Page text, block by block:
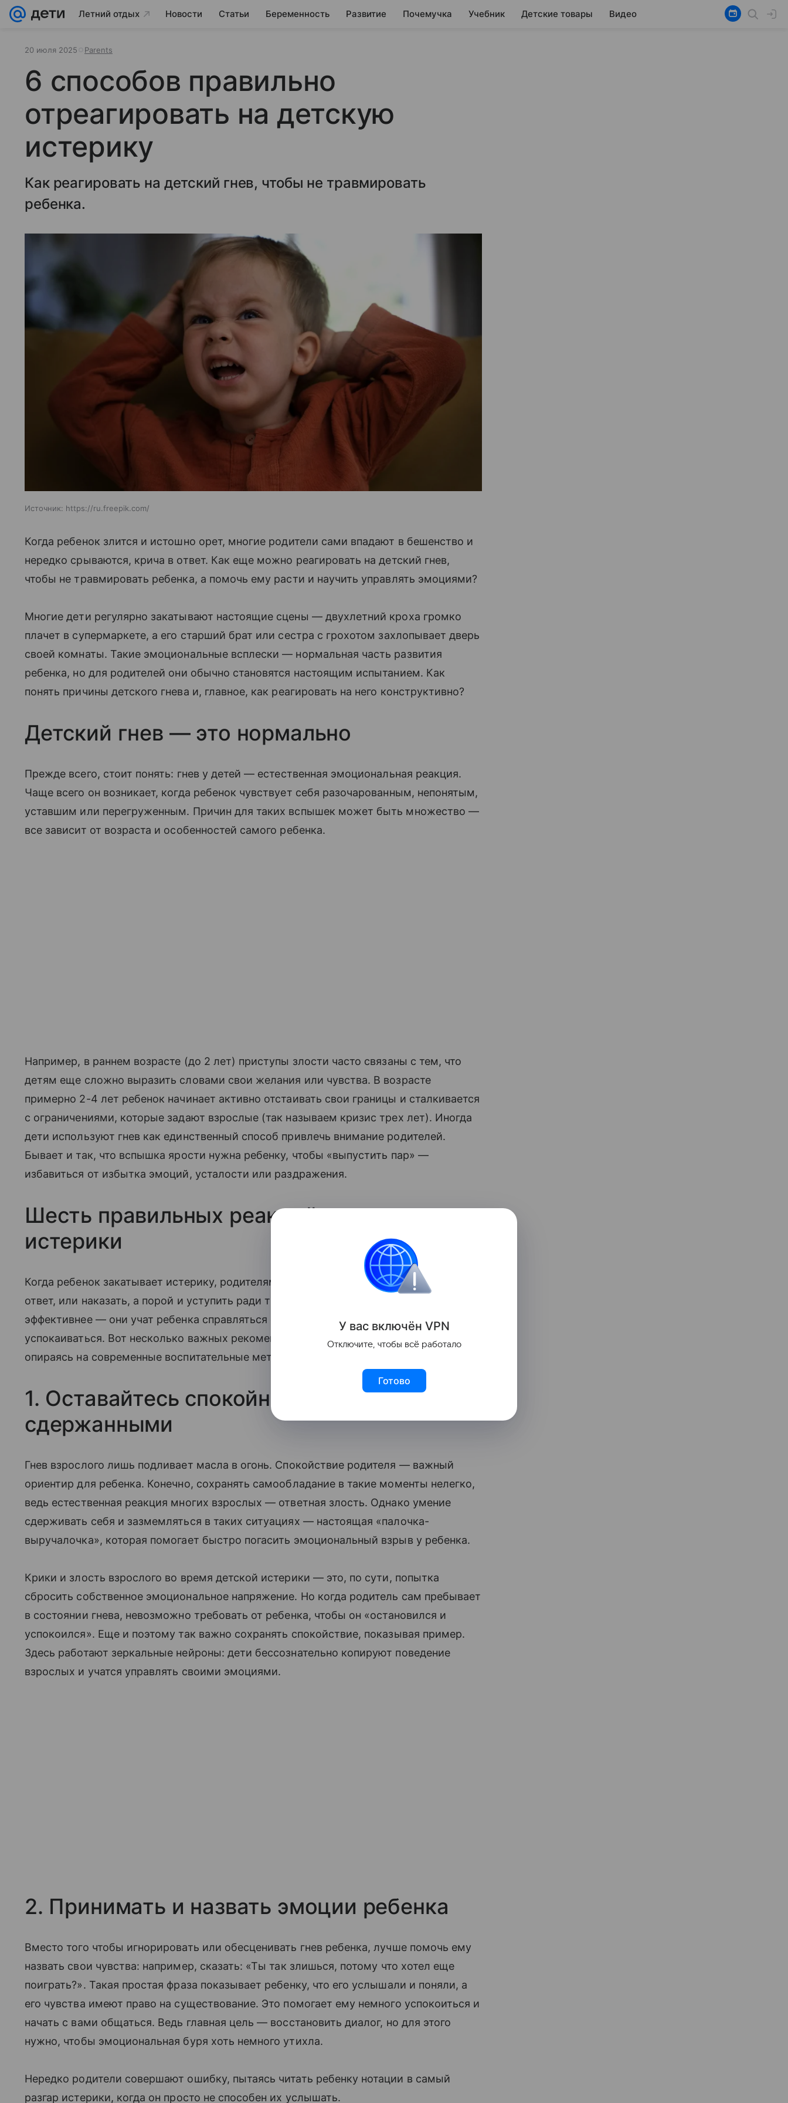
Летний отдых Новости Статьи Беременность Развитие Почемучка Учебник Детские товары Видео
20 июля 2025 Parents
6 способов правильно
отреагировать на детскую
истерику
Как реагировать на детский гнев, чтобы не травмировать
ребенка.
Источник: https://ru.freepik.com/
Когда ребенок злится и истошно орет, многие родители сами впадают в бешенство и
нередко срываются, крича в ответ. Как еще можно реагировать на детский гнев,
чтобы не травмировать ребенка, а помочь ему расти и научить управлять эмоциями?
Многие дети регулярно закатывают настоящие сцены — двухлетний кроха громко
плачет в супермаркете, а его старший брат или сестра с грохотом захлопывает дверь
своей комнаты. Такие эмоциональные всплески — нормальная часть развития
ребенка, но для родителей они обычно становятся настоящим испытанием. Как
понять причины детского гнева и, главное, как реагировать на него конструктивно?
Детский гнев — это нормально
Прежде всего, стоит понять: гнев у детей — естественная эмоциональная реакция.
Чаще всего он возникает, когда ребенок чувствует себя разочарованным, непонятым,
уставшим или перегруженным. Причин для таких вспышек может быть множество —
все зависит от возраста и особенностей самого ребенка.
Например, в раннем возрасте (до 2 лет) приступы злости часто связаны с тем, что
детям еще сложно выразить словами свои желания или чувства. В возрасте
примерно 2-4 лет ребенок начинает активно отстаивать свои границы и сталкивается
с ограничениями, которые задают взрослые (так называем кризис трех лет). Иногда
дети используют гнев как единственный способ привлечь внимание родителей.
Бывает и так, что вспышка ярости нужна ребенку, чтобы «выпустить пар» —
избавиться от избытка эмоций, усталости или раздражения.
Шесть правильных реакций на детские
истерики
Когда ребенок закатывает истерику, родителям часто хочется или накричать на него в
ответ, или наказать, а порой и уступить ради тишины. Но есть способы куда
эффективнее — они учат ребенка справляться со своими эмоциями и быстрее
успокаиваться. Вот несколько важных рекомендаций, которые дают психологи,
опираясь на современные воспитательные методики.
1. Оставайтесь спокойными и
сдержанными
Гнев взрослого лишь подливает масла в огонь. Спокойствие родителя — важный
ориентир для ребенка. Конечно, сохранять самообладание в такие моменты нелегко,
ведь естественная реакция многих взрослых — ответная злость. Однако умение
сдерживать себя и зазмемляться в таких ситуациях — настоящая «палочка-
выручалочка», которая помогает быстро погасить эмоциональный взрыв у ребенка.
Крики и злость взрослого во время детской истерики — это, по сути, попытка
сбросить собственное эмоциональное напряжение. Но когда родитель сам пребывает
в состоянии гнева, невозможно требовать от ребенка, чтобы он «остановился и
успокоился». Еще и поэтому так важно сохранять спокойствие, показывая пример.
Здесь работают зеркальные нейроны: дети бессознательно копируют поведение
взрослых и учатся управлять своими эмоциями.
2. Принимать и назвать эмоции ребенка
Вместо того чтобы игнорировать или обесценивать гнев ребенка, лучше помочь ему
назвать свои чувства: например, сказать: «Ты так злишься, потому что хотел еще
поиграть?». Такая простая фраза показывает ребенку, что его услышали и поняли, а
его чувства имеют право на существование. Это помогает ему немного успокоиться и
начать с вами общаться. Ведь главная цель — восстановить диалог, но для этого
нужно, чтобы эмоциональная буря хоть немного утихла.
Нередко родители совершают ошибку, пытаясь читать ребенку нотации в самый
разгар истерики, когда он просто не способен их услышать.
У вас включён VPN
Отключите, чтобы всё работало
Готово